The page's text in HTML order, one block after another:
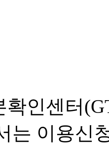
확인센터
는 이용신